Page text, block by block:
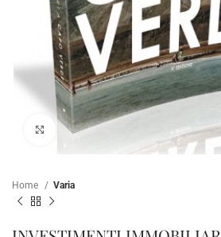
Clicca per ampliare
Home Varia